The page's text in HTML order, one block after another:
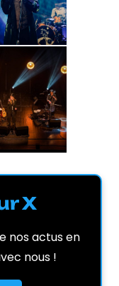
X
nos actus en
nous !